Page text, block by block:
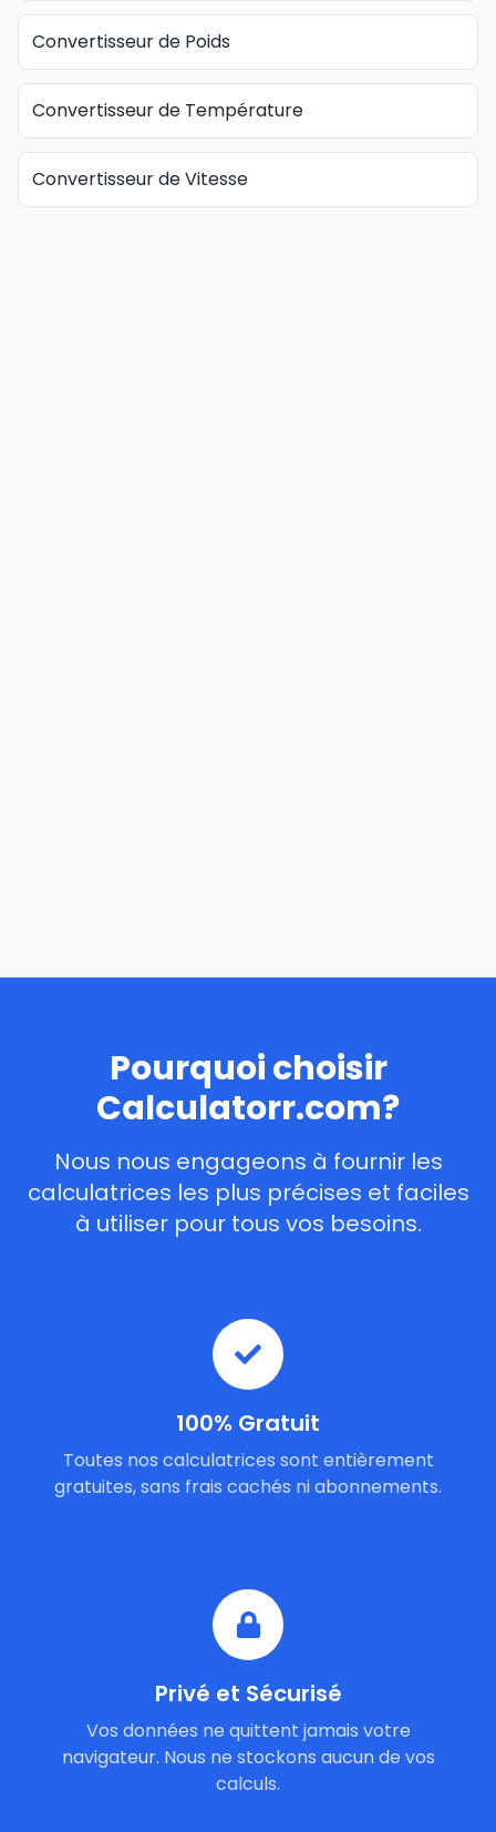
Convertisseur de Poids
Convertisseur de Température
Convertisseur de Vitesse
Pourquoi choisir
Calculatorr.com?
Nous nous engageons à fournir les
calculatrices les plus précises et faciles
à utiliser pour tous vos besoins.
100% Gratuit
Toutes nos calculatrices sont entièrement
gratuites, sans frais cachés ni abonnements.
Privé et Sécurisé
Vos données ne quittent jamais votre
navigateur. Nous ne stockons aucun de vos
calculs.